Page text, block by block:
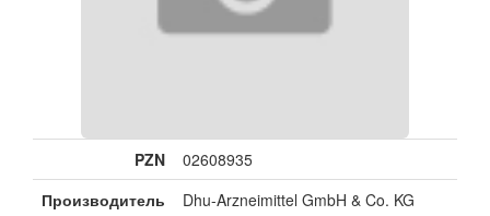
PZN
02608935
Производитель
Dhu-Arzneimittel GmbH & Co. KG